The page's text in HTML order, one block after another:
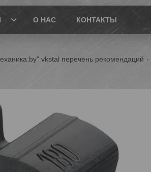
О НАС КОНТАКТЫ
vkstal перечень рекомендаций